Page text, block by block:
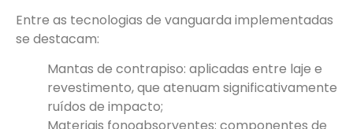
Entre as tecnologias de vanguarda implementadas
se destacam:
Mantas de contrapiso: aplicadas entre laje e
revestimento, que atenuam significativamente
ruídos de impacto;